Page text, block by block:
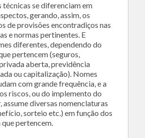
técnicas se diferenciam em
gerando, assim, os
de provisões encontradiços nas
e normas pertinentes. E
diferentes, dependendo do
pertencem (seguros,
aberta, previdência
ou capitalização). Nomes
com grande frequência, e a
riscos, ou do implemento do
diversas nomenclaturas
sorteio etc.) em função dos
pertencem.